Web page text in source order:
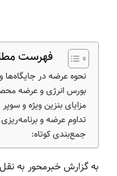
فهرست
نحوه عرضه در جایگاه‌ها
بورس انرژی و عرضه
مزایای بنزین ویژه و سوپر
تداوم عرضه و برنامه‌ریزی
جمع‌بندی کوتاه:
به گزارش خبرمحور به